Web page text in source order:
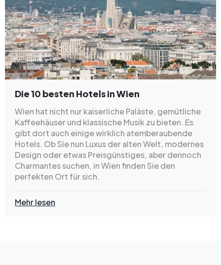
Die 10 besten Hotels in Wien
Wien hat nicht nur kaiserliche Paläste, gemütliche
Kaffeehäuser und klassische Musik zu bieten. Es
gibt dort auch einige wirklich atemberaubende
Hotels. Ob Sie nun Luxus der alten Welt, modernes
Design oder etwas Preisgünstiges, aber dennoch
Charmantes suchen, in Wien finden Sie den
perfekten Ort für sich.
Mehr lesen